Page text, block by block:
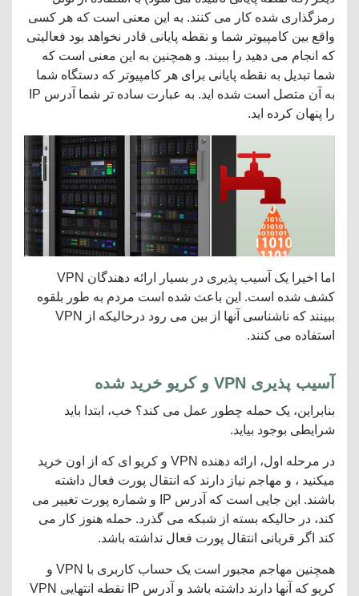
رمزگذاری شده کار می کنند. به این معنی است که هر کسی
واقع بین کامپیوتر شما و نقطه پایانی قادر نخواهد بود فعالیتی
که انجام می دهید را ببیند. و همچنین به این معنی است که
شما تبدیل به نقطه پایانی برای هر کامپیوتر که دستگاه شما
به آن متصل است شده اید. به عبارت ساده تر شما آدرس IP
را پنهان کرده اید.
اما اخیرا یک آسیب پذیری در بسیار ارائه دهندگان VPN
کشف شده است. این باعث شده است مردم به طور بلقوه
ببینند که ناشناسی آنها از بین می رود درحالیکه از VPN
استفاده می کنند.
آسیب پذیری VPN و کریو خرید شده
بنابراین، یک حمله چطور عمل می کند؟ خب، ابتدا باید
شرایطی بوجود بیاید.
در مرحله اول، ارائه دهنده VPN و کریو ای که از اون خرید
میکنید ، و مهاجم نیاز دارند که انتقال پورت فعال داشته
باشند. این جایی است که آدرس IP و شماره پورت تغییر می
کند، در حالیکه بسته از شبکه می گذرد. حمله هنوز کار می
کند اگر قربانی انتقال پورت فعال نداشته باشد.
همچنین مهاجم مجبور است یک حساب کاربری با VPN و
کریو که آنها دارند داشته باشد و آدرس IP نقطه انتهایی VPN